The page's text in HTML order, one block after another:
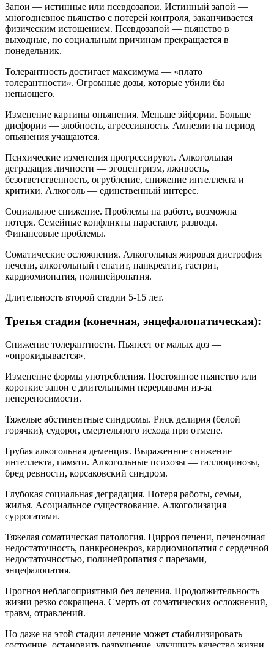
Запои — истинные или псевдозапои. Истинный запой —
многодневное пьянство с потерей контроля, заканчивается
физическим истощением. Псевдозапой — пьянство в
выходные, по социальным причинам прекращается в
понедельник.
Толерантность достигает максимума — «плато
толерантности». Огромные дозы, которые убили бы
непьющего.
Изменение картины опьянения. Меньше эйфории. Больше
дисфории — злобность, агрессивность. Амнезии на период
опьянения учащаются.
Психические изменения прогрессируют. Алкогольная
деградация личности — эгоцентризм, лживость,
безответственность, огрубление, снижение интеллекта и
критики. Алкоголь — единственный интерес.
Социальное снижение. Проблемы на работе, возможна
потеря. Семейные конфликты нарастают, разводы.
Финансовые проблемы.
Соматические осложнения. Алкогольная жировая дистрофия
печени, алкогольный гепатит, панкреатит, гастрит,
кардиомиопатия, полинейропатия.
Длительность второй стадии 5-15 лет.
Третья стадия (конечная, энцефалопатическая):
Снижение толерантности. Пьянеет от малых доз —
«опрокидывается».
Изменение формы употребления. Постоянное пьянство или
короткие запои с длительными перерывами из-за
непереносимости.
Тяжелые абстинентные синдромы. Риск делирия (белой
горячки), судорог, смертельного исхода при отмене.
Грубая алкогольная деменция. Выраженное снижение
интеллекта, памяти. Алкогольные психозы — галлюцинозы,
бред ревности, корсаковский синдром.
Глубокая социальная деградация. Потеря работы, семьи,
жилья. Асоциальное существование. Алкоголизация
суррогатами.
Тяжелая соматическая патология. Цирроз печени, печеночная
недостаточность, панкреонекроз, кардиомиопатия с сердечной
недостаточностью, полинейропатия с парезами,
энцефалопатия.
Прогноз неблагоприятный без лечения. Продолжительность
жизни резко сокращена. Смерть от соматических осложнений,
травм, отравлений.
Но даже на этой стадии лечение может стабилизировать